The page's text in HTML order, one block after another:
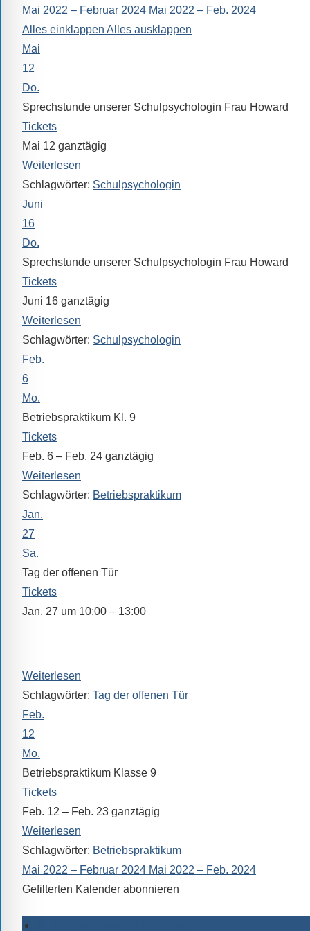
alle
Fragen
Antworten
zu
bieten.
Daneben
gibt
es
den
Aktivitäten
an
unserer
Schule.
Ob
Sprach-,
Mathematik-
oder
Sportwettkampf,
Musik-
Exkursion
oder
Reise
–
unsere
Schülerinnen
und
Schüler
sind
dabei!
eine
Information
nicht
finden,
stehen
am
Ende
jeder
Seite
Möglichkeiten
der
Suche
zur
Mai 2022 – Februar 2024 Mai 2022 – Feb. 2024
Alles einklappen Alles ausklappen
Mai
12
Do.
Sprechstunde unserer Schulpsychologin Frau Howard
Tickets
Mai 12 ganztägig
Weiterlesen
Schlagwörter: Schulpsychologin
Juni
16
Do.
Sprechstunde unserer Schulpsychologin Frau Howard
Tickets
Juni 16 ganztägig
Weiterlesen
Schlagwörter: Schulpsychologin
Feb.
6
Mo.
Betriebspraktikum Kl. 9
Tickets
Feb. 6 – Feb. 24 ganztägig
Weiterlesen
Schlagwörter: Betriebspraktikum
Jan.
27
Sa.
Tag der offenen Tür
Tickets
Jan. 27 um 10:00 – 13:00
Weiterlesen
Schlagwörter: Tag der offenen Tür
Feb.
12
Mo.
Betriebspraktikum Klasse 9
Tickets
Feb. 12 – Feb. 23 ganztägig
Weiterlesen
Schlagwörter: Betriebspraktikum
Mai 2022 – Februar 2024 Mai 2022 – Feb. 2024
Gefilterten Kalender abonnieren